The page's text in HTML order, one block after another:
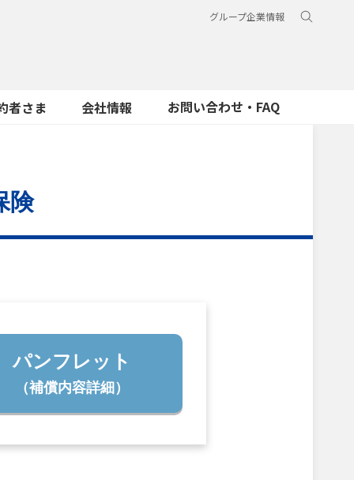
グループ企業情報
者さま 会社情報 お問い合わせ・FAQ
険
パンフレット
（補償内容詳細）